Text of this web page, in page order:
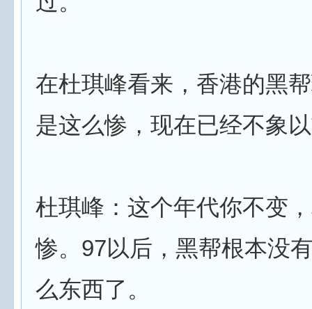
在杜琪峰看来，香港的黑
是这么惨，现在已经不象
杜琪峰：这个年代你不变
惨。97以后，黑帮根本没
么东西了。